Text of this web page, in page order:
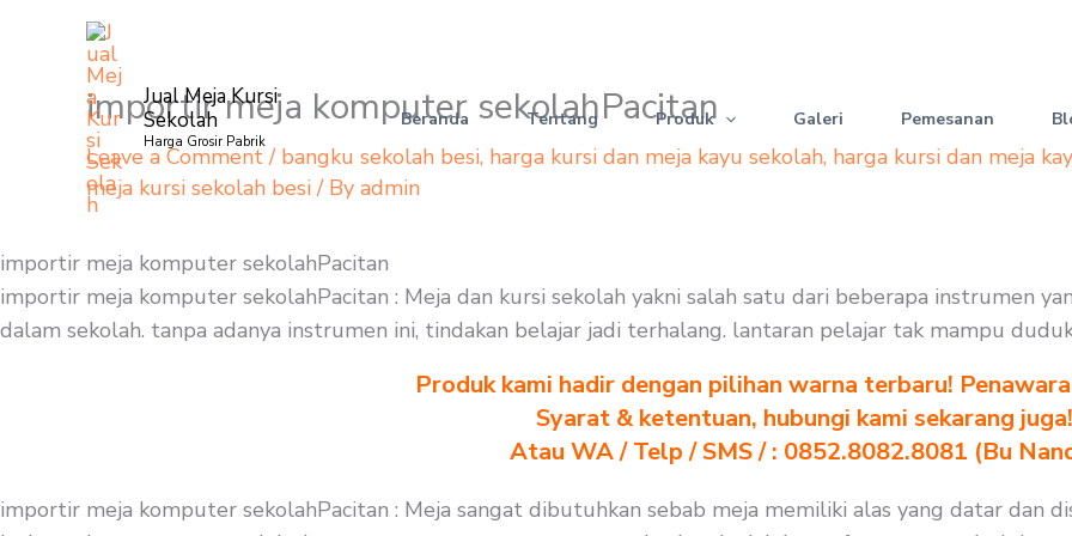
Jual Meja Kursi
Sekolah
Harga Grosir Pabrik
Beranda Tentang Produk Galeri Pemesanan
importir meja komputer sekolahPacitan
Leave a Comment / bangku sekolah besi, harga kursi dan meja kayu sekolah, harga kursi dan meja
meja kursi sekolah besi/ By admin
importir meja komputer sekolahPacitan
importir meja komputer sekolahPacitan : Meja dan kursi sekolah yakni salah satu dari beberapa instrumen
dalam sekolah. tanpa adanya instrumen ini, tindakan belajar jadi terhalang. lantaran pelajar tak mampu
Produk kami hadir dengan pilihan warna terbaru!
Syarat & ketentuan, hubungi kami sekarang juga!
Atau WA / Telp / SMS / : 0852.8082.8081 (Bu
importir meja komputer sekolahPacitan : Meja sangat dibutuhkan sebab meja memiliki alas yang datar dan